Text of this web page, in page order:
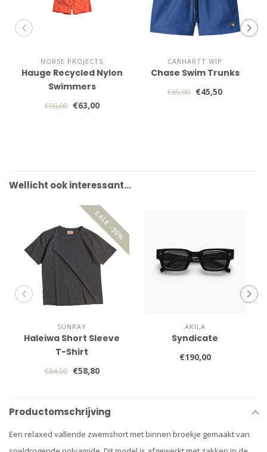
NORSE PROJECTS
Hauge Recycled Nylon
Swimmers
€90,00 €63,00
CARHARTT WIP
Chase Swim Trunks
€65,00 €45,50
Wellicht ook interessant…
SALE -30%
SUNRAY
Haleiwa Short Sleeve
T-Shirt
€84,00 €58,80
AKILA
Syndicate
€190,00
Productomschrijving
Een relaxed vallende zwemshort met binnen broekje gemaakt van